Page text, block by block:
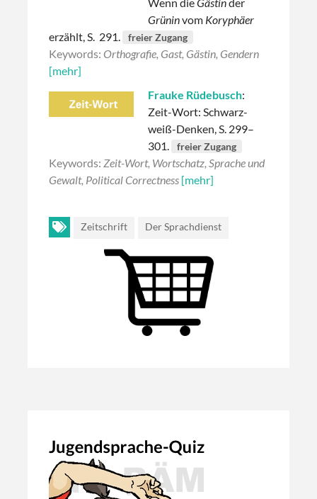
Grüninvom Koryphäer
erzählt, S. 291.
freier Zugang
Keywords: Orthografie, Gast, Gästin, Gendern
[mehr]
Frauke Rüdebusch:
Zeit-Wort: Schwarz-
weiß-Denken, S. 299–
301.
freier Zugang
Keywords: Zeit-Wort, Wortschatz, Sprache und
Gewalt, Political Correctness [mehr]
Zeitschrift Der Sprachdienst